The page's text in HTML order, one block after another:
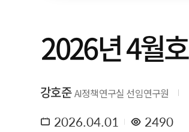
2026년 4월호
강호준 AI정책연구실 선임연구원
2026.04.01 2490